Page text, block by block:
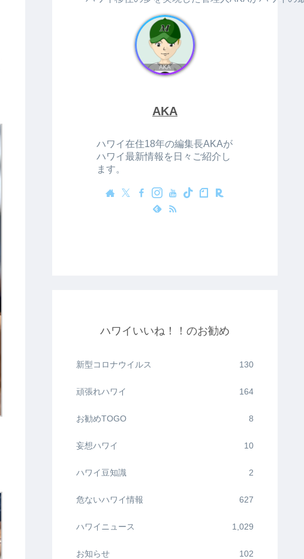
AKA
ハワイ在住18年の編集長AKAが
ハワイ最新情報を日々ご紹介し
ます。
ハワイいいね！！のお勧め
新型コロナウイルス 130
頑張れハワイ 164
お勧めTOGO 8
妄想ハワイ 10
ハワイ豆知識 2
危ないハワイ情報 627
ハワイニュース 1,029
お知らせ 102